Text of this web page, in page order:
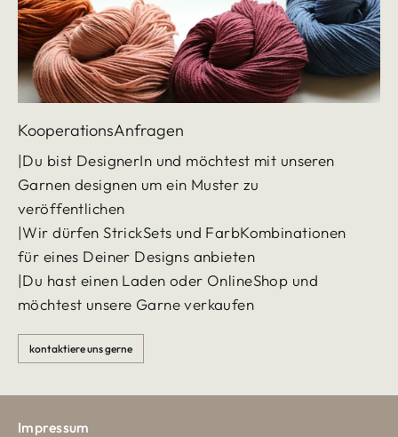
KooperationsAnfragen
|Du bist DesignerIn und möchtest mit unseren
Garnen designen um ein Muster zu
veröffentlichen
|Wir dürfen StrickSets und FarbKombinationen
für eines Deiner Designs anbieten
|Du hast einen Laden oder OnlineShop und
möchtest unsere Garne verkaufen
kontaktiere uns gerne
Impressum